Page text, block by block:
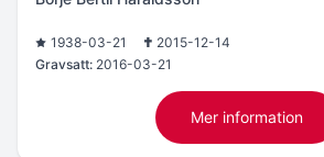
1938-03-21
2015-12-14
Gravsatt: 2016-03-21
Mer information